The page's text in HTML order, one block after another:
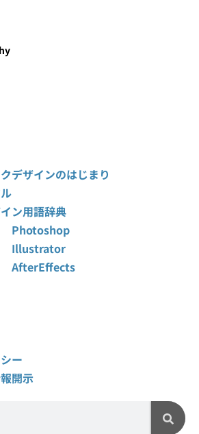
デザインのはじまり
ン用語辞典
Photoshop
Illustrator
AfterEffects
ー
開示